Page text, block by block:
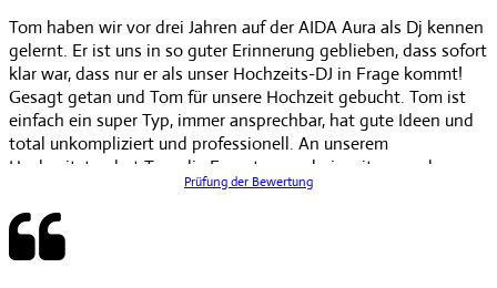
Tom haben wir vor drei Jahren auf der AIDA Aura als Dj kennen
gelernt. Er ist uns in so guter Erinnerung geblieben, dass sofort
klar war, dass nur er als unser Hochzeits-DJ in Frage kommt!
Gesagt getan und Tom für unsere Hochzeit gebucht. Tom ist
einfach ein super Typ, immer ansprechbar, hat gute Ideen und
total unkompliziert und professionell. An unserem
Hochzeitstag hat Tom die Erwartungen bei weitem noch
übertroffen, danke für die mega Party!!! Tom hat mit uns bis um
halb sechs die Hütte gerockt. Die Tanzfläche war immer
besetzt und wir hatten auch dank Tom einen unvergesslichen
Tag!
Prüfung der Bewertung